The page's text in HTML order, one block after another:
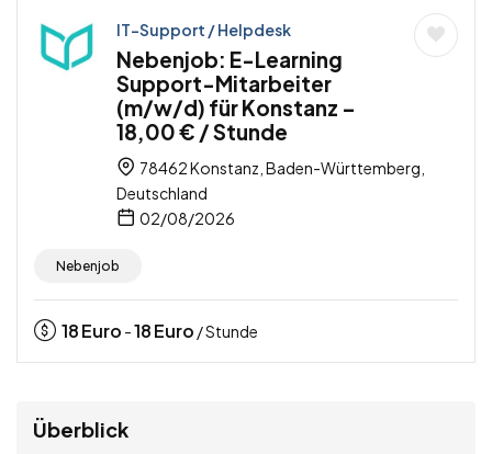
IT-Support / Helpdesk
Nebenjob: E-Learning
Support-Mitarbeiter
(m/w/d) für Konstanz –
18,00 € / Stunde
78462 Konstanz, Baden-Württemberg,
Deutschland
02/08/2026
Nebenjob
18Euro -18Euro / Stunde
Überblick